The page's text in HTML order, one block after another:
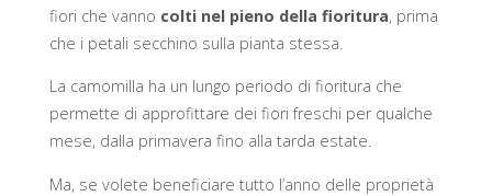
fiori che vanno colti nel pieno della fioritura, prima
che i petali secchino sulla pianta stessa.
La camomilla ha un lungo periodo di fioritura che
permette di approfittare dei fiori freschi per qualche
mese, dalla primavera fino alla tarda estate.
Ma, se volete beneficiare tutto l’anno delle proprietà